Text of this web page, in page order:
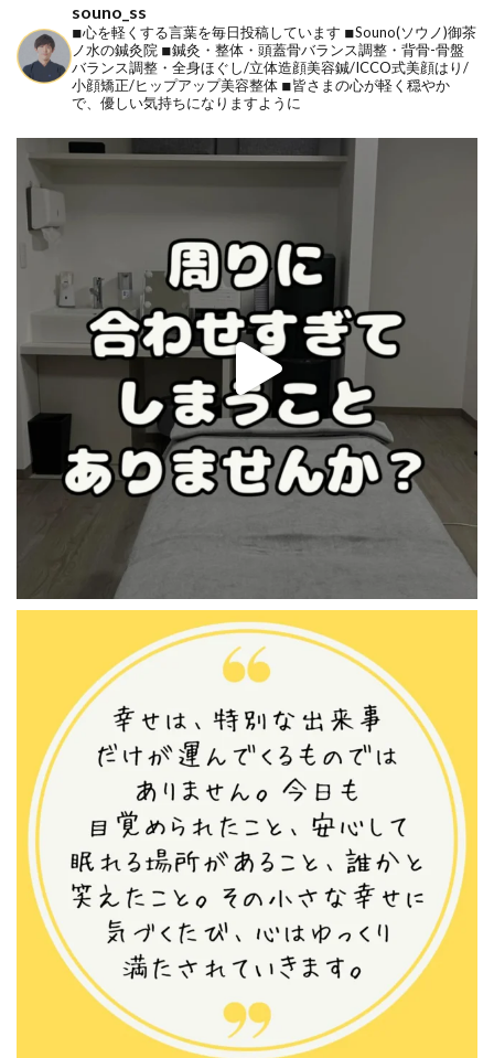
souno_ss
◾︎心を軽くする言葉を毎日投稿しています ◾︎Souno(ソウノ)御茶
ノ水の鍼灸院 ◾︎鍼灸・整体・頭蓋骨バランス調整・背骨-骨盤
バランス調整・全身ほぐし/立体造顔美容鍼/ICCO式美顔はり/
小顔矯正/ヒップアップ美容整体 ◾︎皆さまの心が軽く穏やか
で、優しい気持ちになりますように